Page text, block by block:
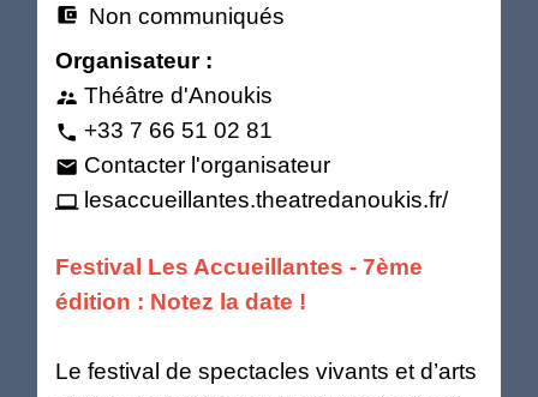
account_balance_wallet Non communiqués
Organisateur :
supervisor_account Théâtre d'Anoukis
phone +33 7 66 51 02 81
email Contacter l'organisateur
computer lesaccueillantes.theatredanoukis.fr/
Festival Les Accueillantes - 7ème
édition : Notez la date !
Le festival de spectacles vivants et d’arts